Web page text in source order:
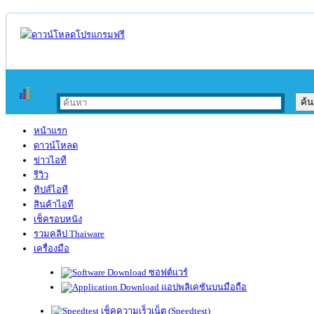
หน้าแรก
ดาวน์โหลด
ข่าวไอที
รีวิว
ทิปส์ไอที
สินค้าไอที
เช็ครอบหนัง
รวมคลิป Thaiware
เครื่องมือ
ซอฟต์แวร์
แอปพลิเคชันบนมือถือ
เช็คความเร็วเน็ต (Speedtest)